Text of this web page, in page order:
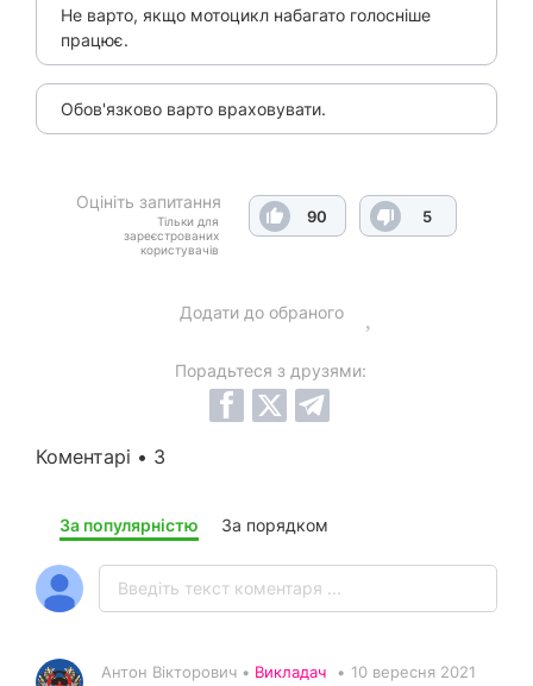
Не варто, якщо мотоцикл набагато голосніше
працює.
Обов'язково варто враховувати.
Оцініть запитання
Тільки для
зареєстрованих
користувачів
90 5
Додати до обраного
Порадьтеся з друзями:
Коментарі • 3
За популярністю За порядком
Антон Вікторович • Викладач • 10 вересня 2021